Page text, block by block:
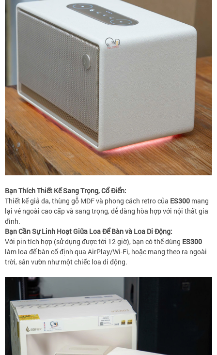
Bạn Thích Thiết Kế Sang Trọng, Cổ Điển:
Thiết kế giả da, thùng gỗ MDF và phong cách retro của ES300 mang
lại vẻ ngoài cao cấp và sang trọng, dễ dàng hòa hợp với nội thất gia
đình.
Bạn Cần Sự Linh Hoạt Giữa Loa Để Bàn và Loa Di Động:
Với pin tích hợp (sử dụng được tới 12 giờ), bạn có thể dùng ES300
làm loa để bàn cố định qua AirPlay/Wi-Fi, hoặc mang theo ra ngoài
trời, sân vườn như một chiếc loa di động.